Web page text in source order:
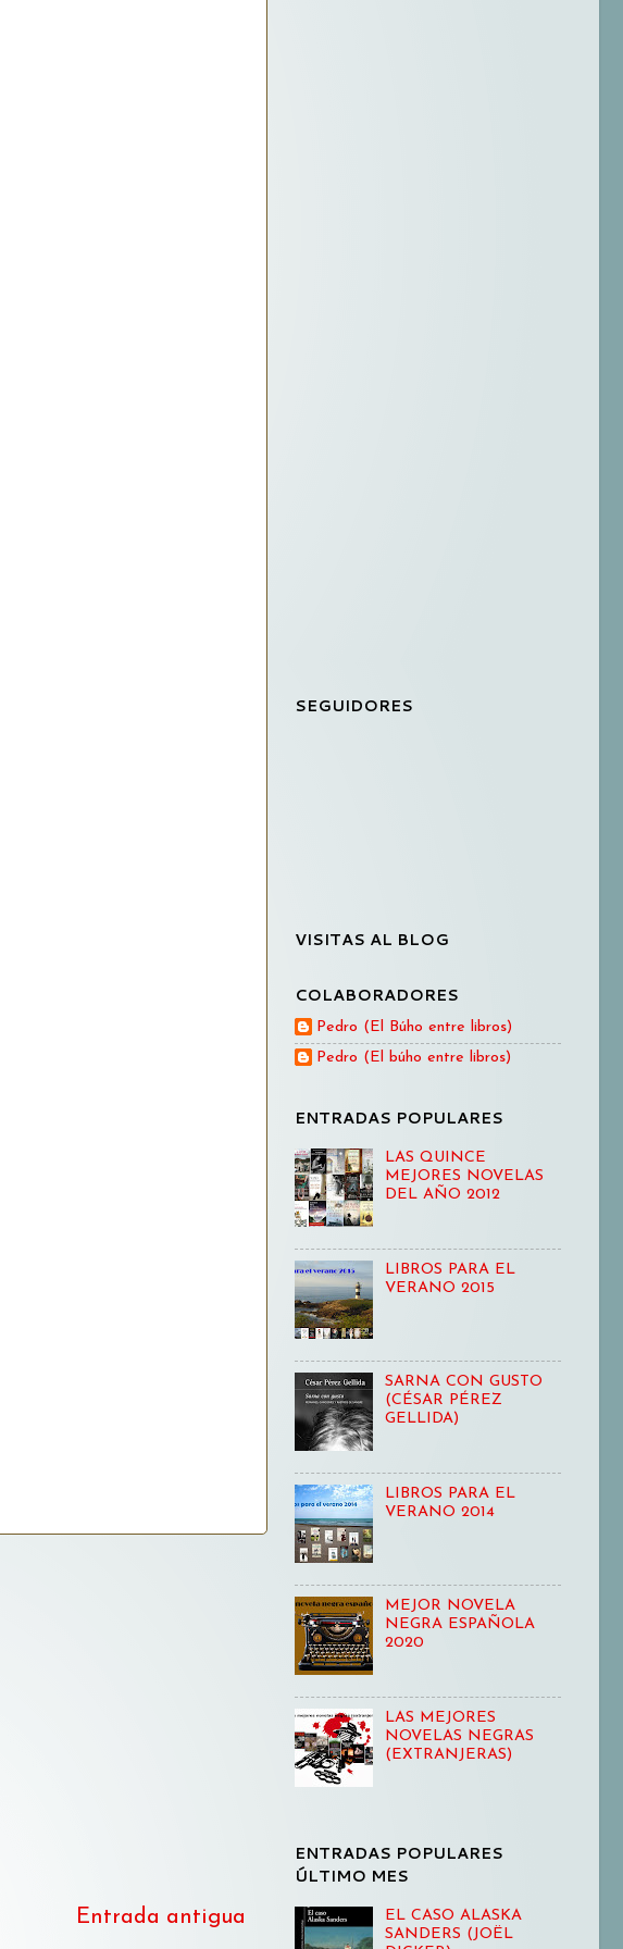
Entrada antigua
SEGUIDORES
VISITAS AL BLOG
COLABORADORES
Pedro (El Búho entre libros)
Pedro (El búho entre libros)
ENTRADAS POPULARES
LAS QUINCE
MEJORES NOVELAS
DEL AÑO 2012
LIBROS PARA EL
VERANO 2015
SARNA CON GUSTO
(CÉSAR PÉREZ
GELLIDA)
LIBROS PARA EL
VERANO 2014
MEJOR NOVELA
NEGRA ESPAÑOLA
2020
LAS MEJORES
NOVELAS NEGRAS
(EXTRANJERAS)
ENTRADAS POPULARES
ÚLTIMO MES
EL CASO ALASKA
SANDERS (JOËL